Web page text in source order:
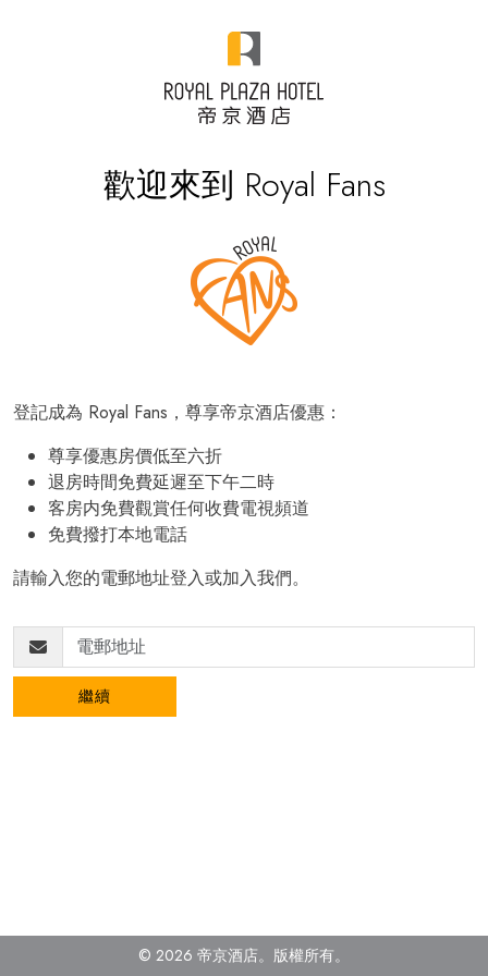
歡迎來到 Royal Fans
登記成為 Royal Fans，尊享帝京酒店優惠：
尊享優惠房價低至六折
退房時間免費延遲至下午二時
客房内免費觀賞任何收費電視頻道
免費撥打本地電話
請輸入您的電郵地址登入或加入我們。
繼續
© 2026 帝京酒店。 版權所有。